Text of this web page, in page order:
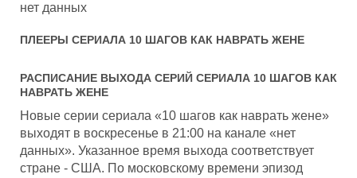
нет данных
ПЛЕЕРЫ СЕРИАЛА 10 ШАГОВ КАК НАВРАТЬ ЖЕНЕ
РАСПИСАНИЕ ВЫХОДА СЕРИЙ СЕРИАЛА 10 ШАГОВ КАК
НАВРАТЬ ЖЕНЕ
Новые серии сериала «10 шагов как наврать жене»
выходят в воскресенье в 21:00 на канале «нет
данных». Указанное время выхода соответствует
стране - США. По московскому времени эпизод